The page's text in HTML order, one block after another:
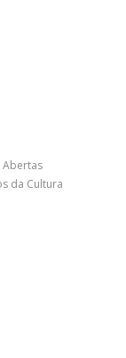
Abertas
da Cultura